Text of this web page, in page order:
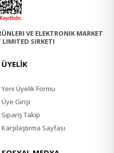
VE ELEKTRONIK MARKET
LIMITED SIRKETI
ÜYELİK
Yeni Üyelik Formu
Üye Girişi
Sipariş Takip
Karşılaştırma Sayfası